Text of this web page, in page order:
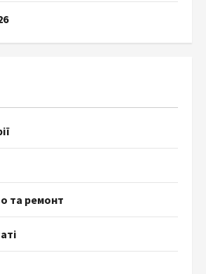
та ремонт